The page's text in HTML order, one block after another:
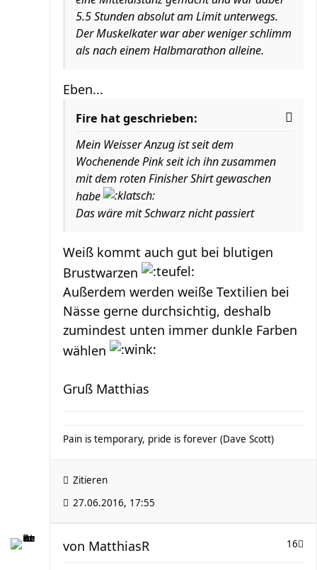
5.5 Stunden absolut am Limit unterwegs.
Der Muskelkater war aber weniger schlimm
als nach einem Halbmarathon alleine.
Eben...
Fire hat geschrieben:
Mein Weisser Anzug ist seit dem
Wochenende Pink seit ich ihn zusammen
mit dem roten Finisher Shirt gewaschen
habe
Das wäre mit Schwarz nicht passiert
Weiß kommt auch gut bei blutigen
Brustwarzen
Außerdem werden weiße Textilien bei
Nässe gerne durchsichtig, deshalb
zumindest unten immer dunkle Farben
wählen
Gruß Matthias
Pain is temporary, pride is forever (Dave Scott)
Zitieren
27.06.2016, 17:55
16
von MatthiasR